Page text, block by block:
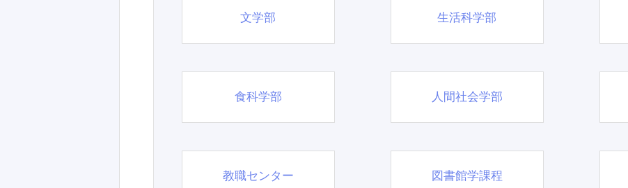
文学部 生活科学部
食科学部 人間社会学部
教職センター 図書館学課程